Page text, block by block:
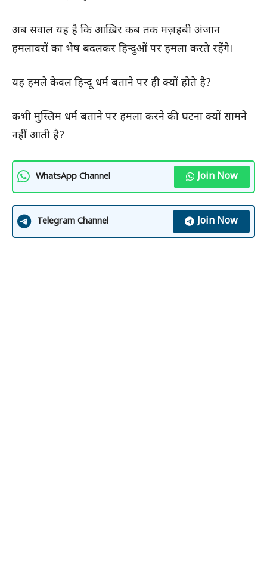
अब सवाल यह है कि आख़िर कब तक मज़हबी अंजान
हमलावरों का भेष बदलकर हिन्दुओं पर हमला करते रहेंगे।
यह हमले केवल हिन्दू धर्म बताने पर ही क्यों होते है?
कभी मुस्लिम धर्म बताने पर हमला करने की घटना क्यों सामने
नहीं आती है?
WhatsApp Channel Join Now
Telegram Channel Join Now